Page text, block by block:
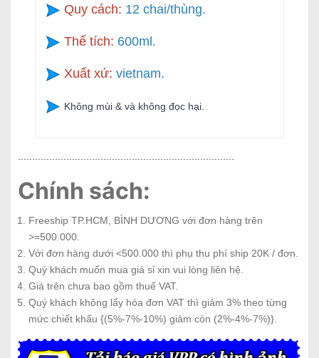
Quy cách: 12 chai/thùng.
Thể tích: 600ml.
Xuất xứ: vietnam.
Không mùi & và không đọc hại.
Chính sách:
Freeship TP.HCM, BÌNH DƯƠNG với đơn hàng trên
>=500.000.
Với đơn hàng dưới <500.000 thì phụ thu phí ship 20K / đơn.
Quý khách muốn mua giá sỉ xin vui lòng liên hệ.
Giá trên chưa bao gồm thuế VAT.
Quý khách không lấy hóa đơn VAT thì giảm 3% theo từng
mức chiết khấu {(5%-7%-10%) giảm còn (2%-4%-7%)}.